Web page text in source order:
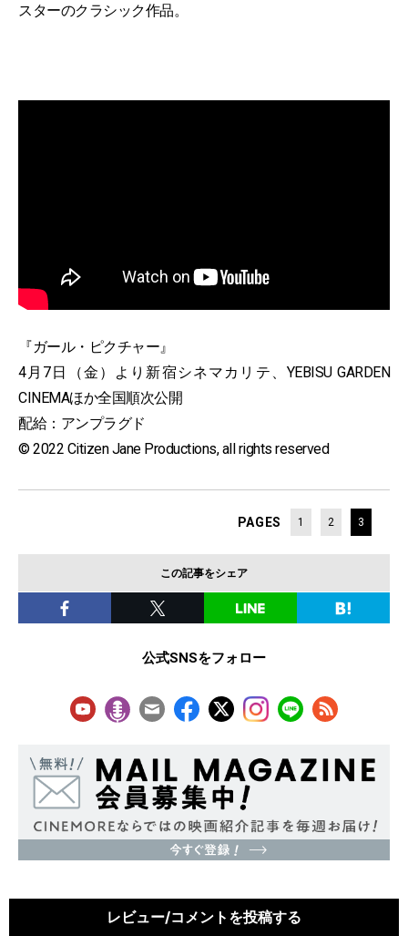
スターのクラシック作品。
『ガール・ピクチャー』
4月7日（金）より新宿シネマカリテ、YEBISU GARDEN
CINEMAほか全国順次公開
配給：アンプラグド
© 2022 Citizen Jane Productions, all rights reserved
PAGES 1 2 3
この記事をシェア
公式SNSをフォロー
レビュー/コメントを投稿する